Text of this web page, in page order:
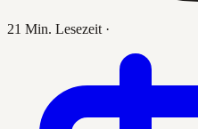
21 Min. Lesezeit ·